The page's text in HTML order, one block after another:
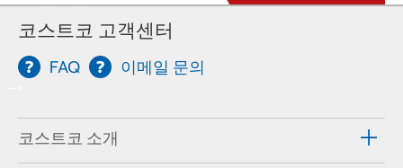
코스트코 고객센터
FAQ 이메일 문의
코스트코 소개